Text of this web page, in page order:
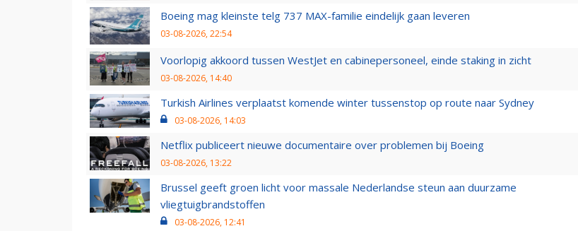
Boeing mag kleinste telg 737 MAX-familie eindelijk gaan leveren
03-08-2026, 22:54
Voorlopig akkoord tussen WestJet en cabinepersoneel, einde staking in zicht
03-08-2026, 14:40
Turkish Airlines verplaatst komende winter tussenstop op route naar Sydney
03-08-2026, 14:03
Netflix publiceert nieuwe documentaire over problemen bij Boeing
03-08-2026, 13:22
Brussel geeft groen licht voor massale Nederlandse steun aan duurzame
vliegtuigbrandstoffen
03-08-2026, 12:41